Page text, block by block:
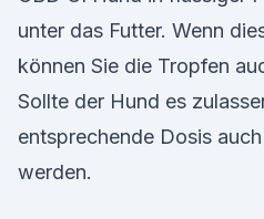
unter das Futter. Wenn
können Sie die Tropfen
Sollte der Hund es
entsprechende Dosis
werden.